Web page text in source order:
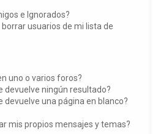
e Ignorados?
usuarios de mi lista de
uno o varios foros?
devuelve ningún resultado?
devuelve una página en blanco?
mis propios mensajes y temas?